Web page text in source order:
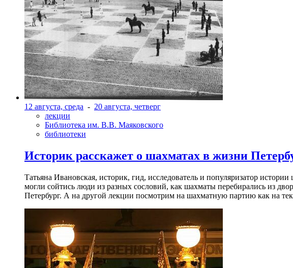
12 августа, среда - 20 августа, четверг
лекции
Библиотека им. В.В. Маяковского
библиотеки
Историк расскажет о шахматах в жизни
Татьяна Ивановская, историк, гид, исследователь и популяризатор
могли сойтись люди из разных сословий, как шахматы перебирались из
Петербург. А на другой лекции посмотрим на шахматную партию как на